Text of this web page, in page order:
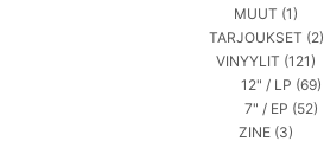
MUUT (1)
TARJOUKSET (2)
VINYYLIT (121)
12" / LP (69)
7" / EP (52)
ZINE (3)